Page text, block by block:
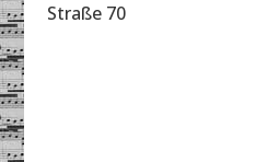
Straße 70